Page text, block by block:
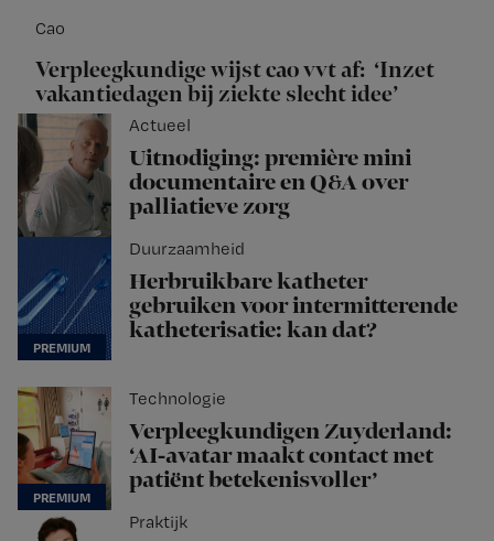
Cao
Verpleegkundige wijst cao vvt af: ‘Inzet
vakantiedagen bij ziekte slecht idee’
Actueel
Uitnodiging: première mini
documentaire en Q&A over
palliatieve zorg
Duurzaamheid
Herbruikbare katheter
gebruiken voor intermitterende
katheterisatie: kan dat?
Technologie
Verpleegkundigen Zuyderland:
‘AI-avatar maakt contact met
patiënt betekenisvoller’
Praktijk